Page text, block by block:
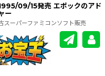
09/15発売 エポックのアド
ー
スーパーファミコンソフト販売